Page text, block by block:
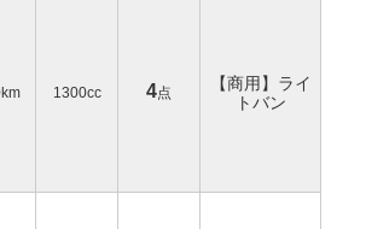
1300cc 4点
【商用】ライ
トバン